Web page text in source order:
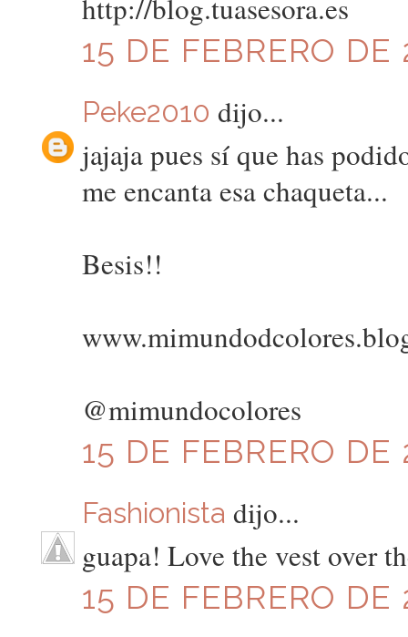
http://blog.tuasesora.es
15 DE FEBRERO
Peke2010 dijo...
jajaja pues sí que has
me encanta esa chaqueta...
Besis!!
@mimundocolores
15 DE FEBRERO
Fashionista dijo...
guapa! Love the vest over
15 DE FEBRERO